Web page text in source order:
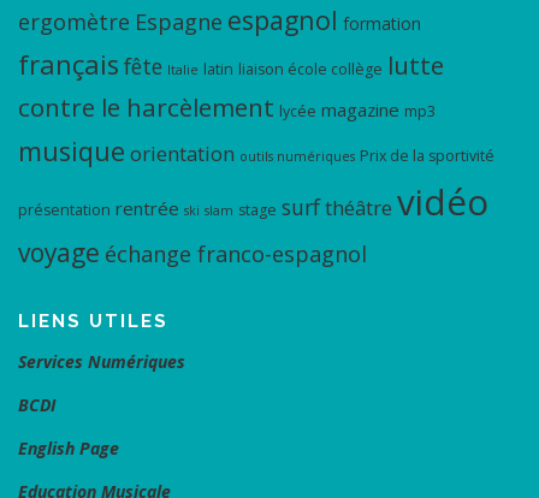
ergomètre Espagne espagnol formation
français fête Italie latin liaison école collège lutte
contre le harcèlement lycée magazine mp3
musique orientation outils numériques Prix de la sportivité
présentation rentrée ski slam stage surfthéâtre vidéo
voyage échange franco-espagnol
LIENS UTILES
Services Numériques
BCDI
English Page
Education Musicale